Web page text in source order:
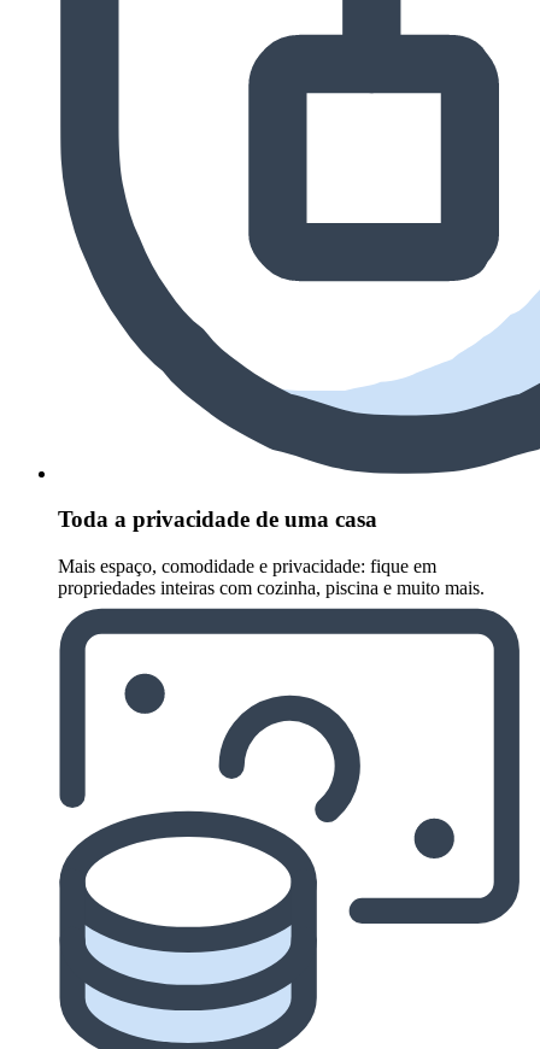
Toda a privacidade de uma casa
Mais espaço, comodidade e privacidade: fique em
propriedades inteiras com cozinha, piscina e muito mais.